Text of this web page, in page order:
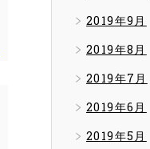
2019年9月
2019年8月
2019年7月
2019年6月
2019年5月